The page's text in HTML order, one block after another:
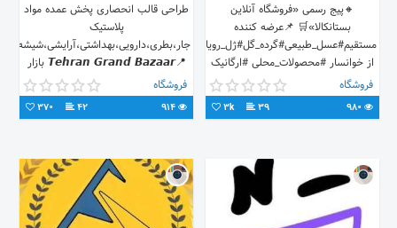
🔸پیج رسمی «فروشگاه آنلاین
بستانکالا»🛒 📌عرضه کننده
مستقیم#عسل_طبیعی#گرده_گل#ژل_رویال
از خوانسار #محصولات_محلی #ارگانیک
از پایتخت عسل ایران ۰۹۱۳۹۷۲۲۶۶۵
فروشگاه
39
3k
طراحی قالب انحصاری پخش عمده مواد
پلاستیک
📍𝙏𝙚𝙝𝙧𝙖𝙣 𝙂𝙧𝙖𝙣𝙙 𝘽𝙖𝙯𝙖𝙖𝙧 بازار
بزرگ تهران
فروشگاه
42
370